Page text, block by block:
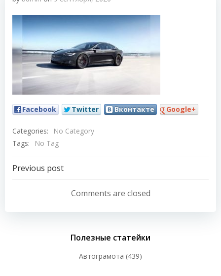
Facebook Twitter Вконтакте Google+
Categories:
No Category
Tags:
No Tag
Навигация
записям
Previous post
Comments are closed
Полезные статейки
Автограмота (439)